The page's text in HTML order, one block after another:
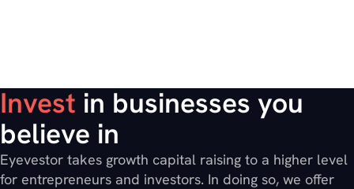
Invest in businesses you
believe in
Eyevestor takes growth capital raising to a higher level
for entrepreneurs and investors. In doing so, we offer